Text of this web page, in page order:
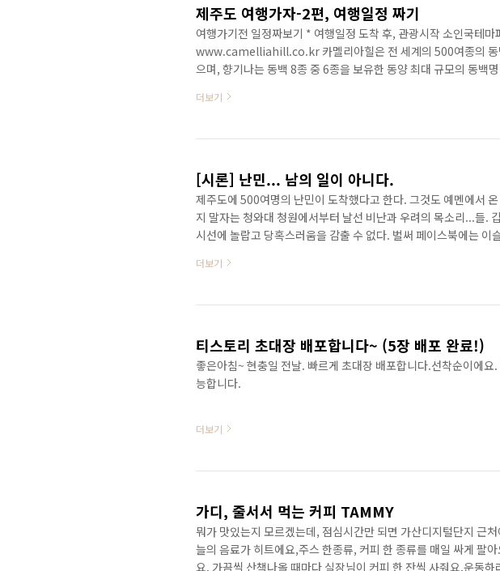
제주도 여행가자-2편, 여행일정 짜기
여행가기전 일정짜보기 * 여행일정 도착 후, 관광시작 소인국테마
www.camelliahill.co.kr 카멜리아힐은 전 세계의 500여종의 동
으며, 향기나는 동백 8종 중 6종을 보유한 동양 최대 규모의 동백
습을 볼 수 있으며, 26년이란 세월을 담은 자연속의 휴식처이다.
포 중 1곳 방문합니다. 숙소로 이동 비스타케이 호텔 휴식 서귀포
더보기
[시론] 난민... 남의 일이 아니다.
제주도에 500여명의 난민이 도착했다고 한다. 그것도 예멘에서
지 말자는 청와대 청원에서부터 날선 비난과 우려의 목소리...들.
시선에 놀랍고 당혹스러움을 감출 수 없다. 벌써 페이스북에는 이
'카더라' 통신까지 급속도로 퍼지고 있다. 그 숫자가 십여명만 해도
'우리도 먹고 살기 힘들다. ' '내가 낸 세금을 그런데 쓸 수 없다' 에
더보기
티스토리 초대장 배포합니다~ (5장 배포 완료!)
좋은아침~ 현충일 전날. 빠르게 초대장 배포합니다.선착순이에
능합니다.
더보기
가디, 줄서서 먹는 커피 TAMMY
뭐가 맛있는지 모르겠는데, 점심시간만 되면 가산디지털단지 근
늘의 음료가 히트에요,주스 한종류, 커피 한 종류를 매일 싸게 팔
요. 가끔씩 산책나올 때마다 실장님이 커피 한 잔씩 사줘요.운동하